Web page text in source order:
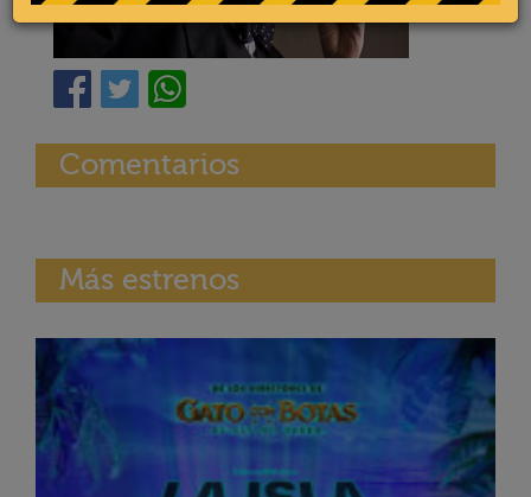
Comentarios
Más estrenos